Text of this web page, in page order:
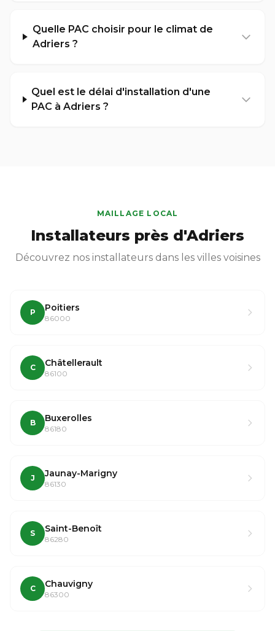
Quelle PAC choisir pour le climat de
Adriers ?
Quel est le délai d'installation d'une
PAC à Adriers ?
MAILLAGE LOCAL
Installateurs près d'Adriers
Découvrez nos installateurs dans les villes voisines
P Poitiers
86000
C Châtellerault
86100
B Buxerolles
86180
J Jaunay-Marigny
86130
S Saint-Benoît
86280
C Chauvigny
86300